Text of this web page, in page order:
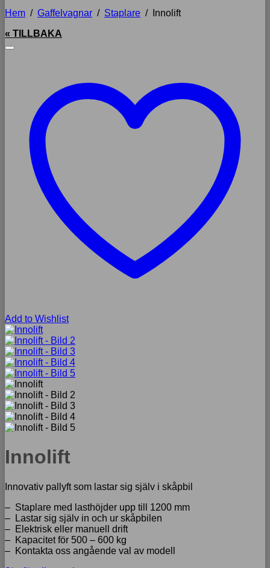
Hem / Gaffelvagnar / Staplare /
Innolift
« TILLBAKA
Add to Wishlist
Innolift
Innovativ pallyft som lastar sig själv i skåpbil
– Staplare med lasthöjder upp till 1200 mm
– Lastar sig själv in och ur skåpbilen
– Elektrisk eller manuell drift
– Kapacitet för 500 – 600 kg
– Kontakta oss angående val av modell